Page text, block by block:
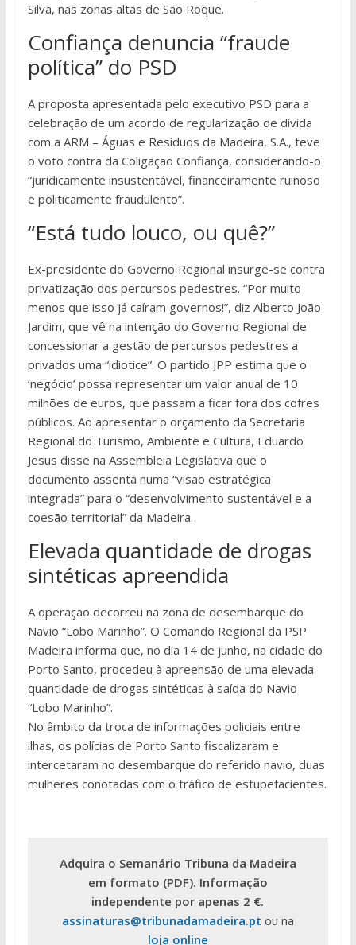
Silva, nas zonas altas de São Roque.
Confiança denuncia “fraude
política” do PSD
A proposta apresentada pelo executivo PSD para a
celebração de um acordo de regularização de dívida
com a ARM – Águas e Resíduos da Madeira, S.A., teve
o voto contra da Coligação Confiança, considerando-o
“juridicamente insustentável, financeiramente ruinoso
e politicamente fraudulento”.
“Está tudo louco, ou quê?”
Ex-presidente do Governo Regional insurge-se contra
privatização dos percursos pedestres. “Por muito
menos que isso já caíram governos!”, diz Alberto João
Jardim, que vê na intenção do Governo Regional de
concessionar a gestão de percursos pedestres a
privados uma “idiotice”. O partido JPP estima que o
‘negócio’ possa representar um valor anual de 10
milhões de euros, que passam a ficar fora dos cofres
públicos. Ao apresentar o orçamento da Secretaria
Regional do Turismo, Ambiente e Cultura, Eduardo
Jesus disse na Assembleia Legislativa que o
documento assenta numa “visão estratégica
integrada” para o “desenvolvimento sustentável e a
coesão territorial” da Madeira.
Elevada quantidade de drogas
sintéticas apreendida
A operação decorreu na zona de desembarque do
Navio “Lobo Marinho”. O Comando Regional da PSP
Madeira informa que, no dia 14 de junho, na cidade do
Porto Santo, procedeu à apreensão de uma elevada
quantidade de drogas sintéticas à saída do Navio
“Lobo Marinho”.
No âmbito da troca de informações policiais entre
ilhas, os polícias de Porto Santo fiscalizaram e
intercetaram no desembarque do referido navio, duas
mulheres conotadas com o tráfico de estupefacientes.
Adquira o Semanário Tribuna da Madeira
em formato (PDF). Informação
independente por apenas 2 €.
assinaturas@tribunadamadeira.pt ou na
loja online